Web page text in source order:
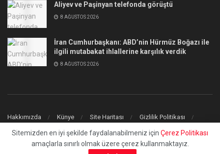
Aliyev ve Paşinyan telefonda görüştü
8 AĞUSTOS 2026
İran Cumhurbaşkanı: ABD’nin Hürmüz Boğazı ile
ilgili mutabakat ihlallerine karşılık verdik
8 AĞUSTOS 2026
Hakkımızda Künye Site Haritası
Gizlilik Politikası
uchilaltv.com- Tüm Hakları Saklıdır.
Sitemizden en iyi şekilde faydalanabilmeniz için Çerez Politikası
amaçlarla sınırlı olmak üzere çerez kullanmaktayız.